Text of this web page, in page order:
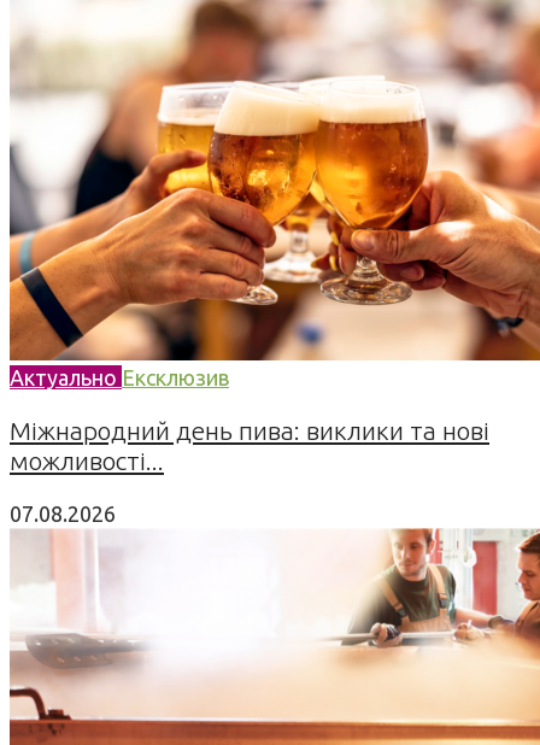
Актуально Ексклюзив
Міжнародний день пива: виклики та нові
можливості...
07.08.2026